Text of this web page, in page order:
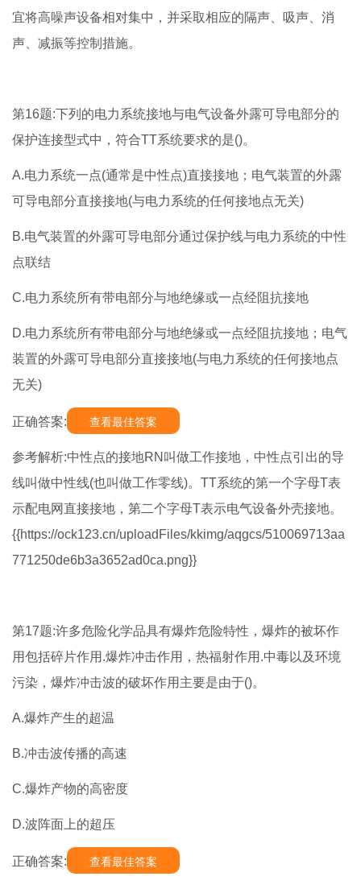
宜将高噪声设备相对集中，并采取相应的隔声、吸声、消
声、减振等控制措施。
第16题:下列的电力系统接地与电气设备外露可导电部分的
保护连接型式中，符合TT系统要求的是()。
A.电力系统一点(通常是中性点)直接接地；电气装置的外露
可导电部分直接接地(与电力系统的任何接地点无关)
B.电气装置的外露可导电部分通过保护线与电力系统的中性
点联结
C.电力系统所有带电部分与地绝缘或一点经阻抗接地
D.电力系统所有带电部分与地绝缘或一点经阻抗接地；电气
装置的外露可导电部分直接接地(与电力系统的任何接地点
无关)
正确答案: 查看最佳答案
参考解析:中性点的接地RN叫做工作接地，中性点引出的导
线叫做中性线(也叫做工作零线)。TT系统的第一个字母T表
示配电网直接接地，第二个字母T表示电气设备外壳接地。
{{https://ock123.cn/uploadFiles/kkimg/aqgcs/510069713aa
771250de6b3a3652ad0ca.png}}
第17题:许多危险化学品具有爆炸危险特性，爆炸的被坏作
用包括碎片作用.爆炸冲击作用，热福射作用.中毒以及环境
污染，爆炸冲击波的破坏作用主要是由于()。
A.爆炸产生的超温
B.冲击波传播的高速
C.爆炸产物的高密度
D.波阵面上的超压
正确答案: 查看最佳答案